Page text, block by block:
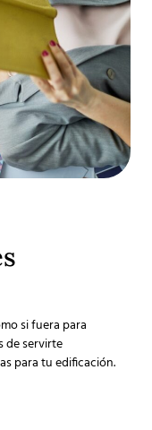
si fuera para
de servirte
para tu edificación.